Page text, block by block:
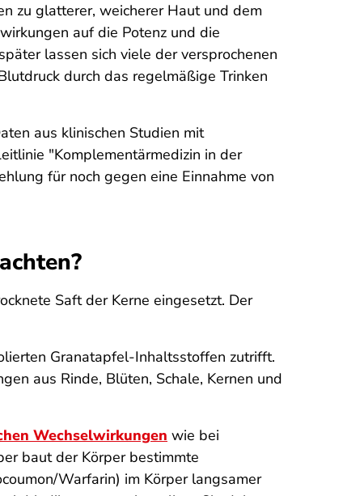
zu glatterer, weicherer Haut und dem
auf die Potenz und die
lassen sich viele der versprochenen
durch das regelmäßige Trinken
aus klinischen Studien mit
"Komplementärmedizin in der
für noch gegen eine Einnahme von
Saft der Kerne eingesetzt. Der
Granatapfel-Inhaltsstoffen zutrifft.
aus Rinde, Blüten, Schale, Kernen und
Wechselwirkungen wie bei
baut der Körper bestimmte
Warfarin) im Körper langsamer